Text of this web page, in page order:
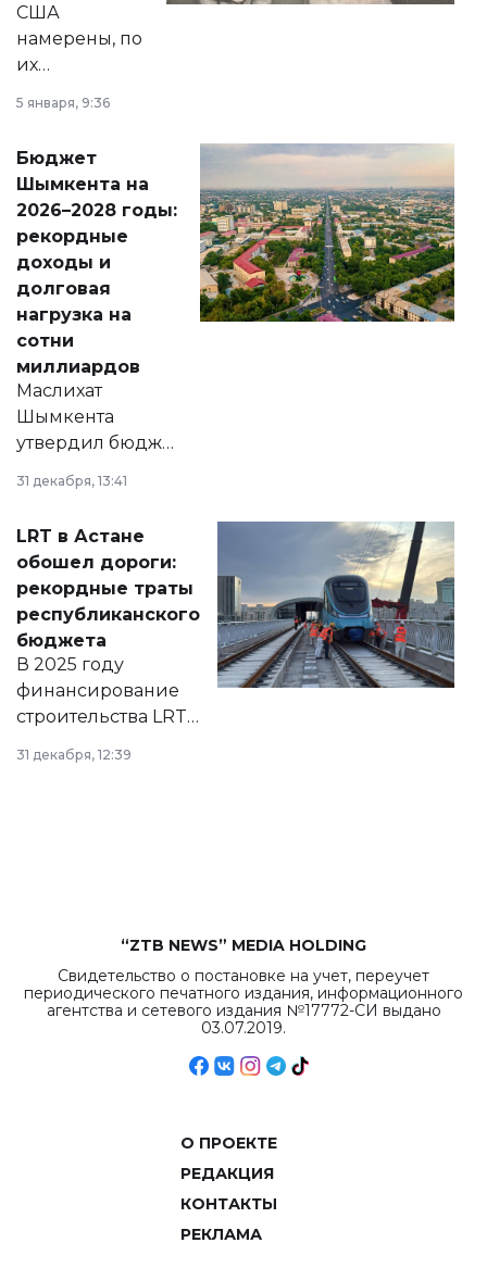
США
намерены, по
их
принести
народу
Венесуэлы.
5 января, 9:36
Бюджет
Шымкента на
2026–2028 годы:
рекордные
доходы и
долговая
нагрузка на
сотни
миллиардов
Маслихат
Шымкента
утвердил бюджет
города на 2026–
2028 годы.
документ
появился в базе
нормативных
правовых актов и
на сайте маслихат
города.
31 декабря, 13:41
LRT в Астане
обошел дороги:
рекордные траты
республиканского
бюджета
В 2025 году
финансирование
строительства LRT
в Астане из
республиканского
31 декабря, 12:39
“ZTB NEWS” MEDIA HOLDING
Свидетельство о постановке на учет, переучет
периодического печатного издания, информационного
агентства и сетевого издания №17772-СИ выдано
03.07.2019.
О ПРОЕКТЕ
РЕДАКЦИЯ
КОНТАКТЫ
РЕКЛАМА